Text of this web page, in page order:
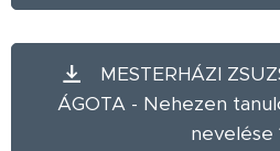
MESTERHÁZI
ÁGOTA - Nehezen
nevelése